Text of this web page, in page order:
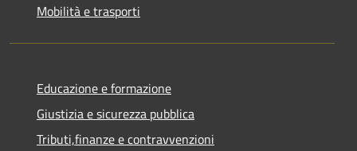
Mobilità e trasporti
Educazione e formazione
Giustizia e sicurezza pubblica
Tributi,finanze e contravvenzioni